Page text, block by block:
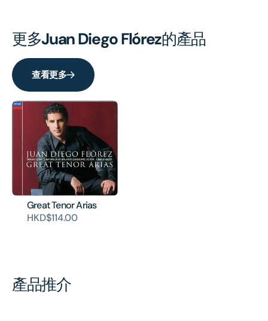
更多Juan Diego Flórez的產品
查看更多
Great Tenor Arias
HKD$114.00
產品推介